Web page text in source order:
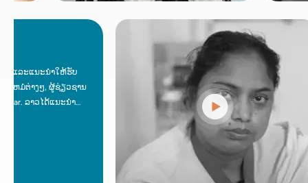
ແນະ​ນໍາ​ໃຫ້​ຮັບ​
ງໆ, ຜູ້ຊ່ຽວຊານ
າວໄດ້ແນະນໍາ